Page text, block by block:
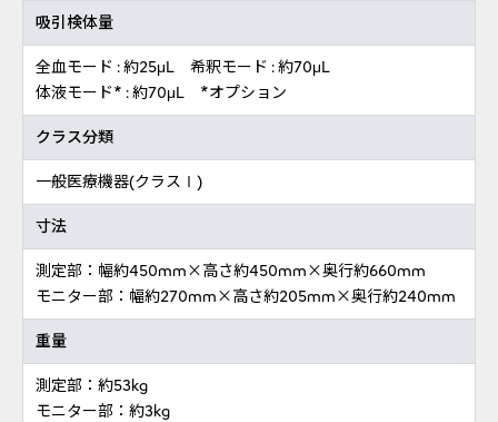
吸引検体量
全血モード : 約25μL 希釈モード : 約70μL
体液モード* : 約70μL *オプション
クラス分類
一般医療機器(クラスⅠ)
寸法
測定部：幅約450mm×高さ約450mm×奥行約660mm
モニター部：幅約270mm×高さ約205mm×奥行約240mm
重量
測定部：約53kg
モニター部：約3kg